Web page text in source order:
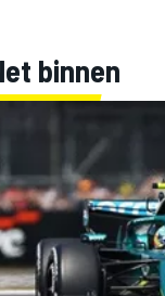
binnen